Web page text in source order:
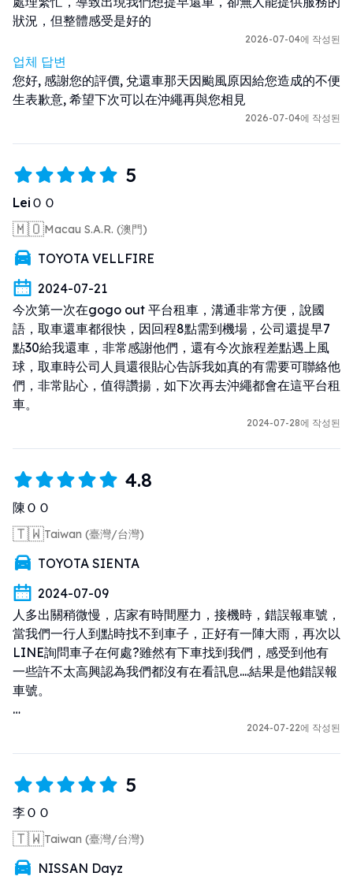
狀況，但整體感受是好的
2026-07-04에 작성된
업체 답변
您好, 感謝您的評價, 兌還車那天因颱風原因給您造成的不便
生表歉意, 希望下次可以在沖繩再與您相見
2026-07-04에 작성된
5
LeiＯＯ
🇲🇴Macau S.A.R. (澳門)
TOYOTA VELLFIRE
2024-07-21
今次第一次在gogo out 平台租車，溝通非常方便，說國
語，取車還車都很快，因回程8點需到機場，公司還提早7
點30給我還車，非常感謝他們，還有今次旅程差點遇上風
球，取車時公司人員還很貼心告訴我如真的有需要可聯絡他
們，非常貼心，值得讚揚，如下次再去沖繩都會在這平台租
車。
2024-07-28에 작성된
4.8
陳ＯＯ
🇹🇼Taiwan (臺灣/台灣)
TOYOTA SIENTA
2024-07-09
人多出關稍微慢，店家有時間壓力，接機時，錯誤報車號，
當我們一行人到點時找不到車子，正好有一陣大雨，再次以
LINE詢問車子在何處?雖然有下車找到我們，感受到他有
一些許不太高興認為我們都沒有在看訊息....結果是他錯誤報
車號。
還車前一晚確實把汽車加滿油，也拍照為證，隔日一早開5-
本次租的車子是臨時在當地又更換稍大,排氣管有回鬆動有
聲音，沿途都一直有聲音 駕者有點怕怕的，建議應該要再
請其維護好再出租。以維行車平安。
2024-07-22에 작성된
5
李ＯＯ
🇹🇼Taiwan (臺灣/台灣)
NISSAN Dayz